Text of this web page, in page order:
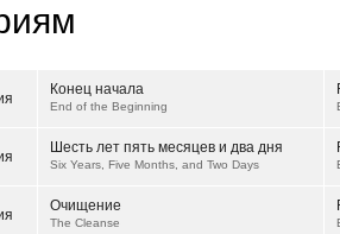
Конец начала
End of the Beginning
Шесть лет пять месяцев и два дня
Six Years, Five Months, and Two Days
Очищение
The Cleanse